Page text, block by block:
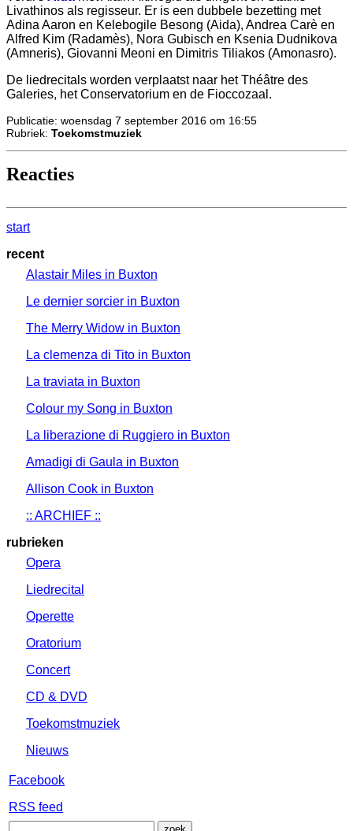
Livathinos als regisseur. Er is een dubbele bezetting met
Adina Aaron en Kelebogile Besong (Aida), Andrea Carè en
Alfred Kim (Radamès), Nora Gubisch en Ksenia Dudnikova
(Amneris), Giovanni Meoni en Dimitris Tiliakos (Amonasro).
De liedrecitals worden verplaatst naar het Théâtre des
Galeries, het Conservatorium en de Fioccozaal.
Publicatie: woensdag 7 september 2016 om 16:55
Rubriek: Toekomstmuziek
Reacties
start
recent
Alastair Miles in Buxton
Le dernier sorcier in Buxton
The Merry Widow in Buxton
La clemenza di Tito in Buxton
La traviata in Buxton
Colour my Song in Buxton
La liberazione di Ruggiero in Buxton
Amadigi di Gaula in Buxton
Allison Cook in Buxton
:: ARCHIEF ::
rubrieken
Opera
Liedrecital
Operette
Oratorium
Concert
CD & DVD
Toekomstmuziek
Nieuws
Facebook
RSS feed